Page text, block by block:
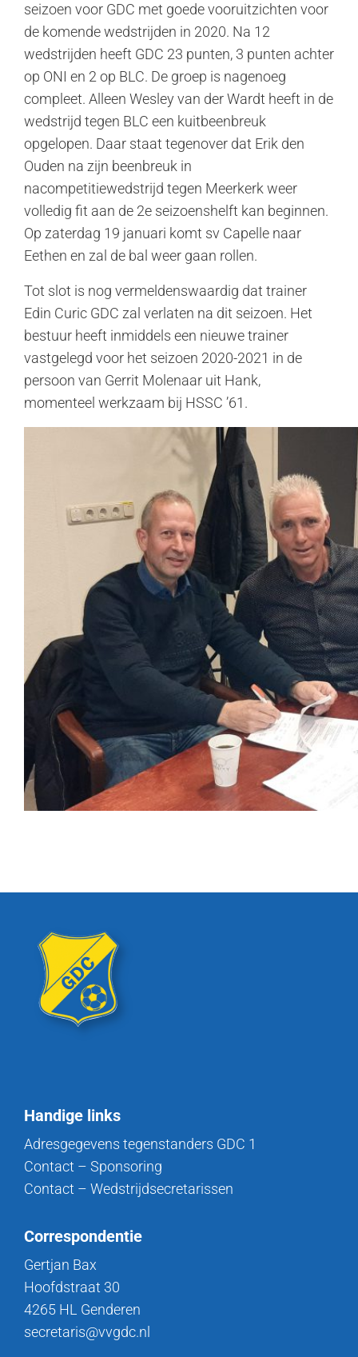
seizoen voor GDC met goede vooruitzichten voor
de komende wedstrijden in 2020. Na 12
wedstrijden heeft GDC 23 punten, 3 punten achter
op ONI en 2 op BLC. De groep is nagenoeg
compleet. Alleen Wesley van der Wardt heeft in de
wedstrijd tegen BLC een kuitbeenbreuk
opgelopen. Daar staat tegenover dat Erik den
Ouden na zijn beenbreuk in
nacompetitiewedstrijd tegen Meerkerk weer
volledig fit aan de 2e seizoenshelft kan beginnen.
Op zaterdag 19 januari komt sv Capelle naar
Eethen en zal de bal weer gaan rollen.
Tot slot is nog vermeldenswaardig dat trainer
Edin Curic GDC zal verlaten na dit seizoen. Het
bestuur heeft inmiddels een nieuwe trainer
vastgelegd voor het seizoen 2020-2021 in de
persoon van Gerrit Molenaar uit Hank,
momenteel werkzaam bij HSSC ’61.
Handige links
Adresgegevens tegenstanders GDC 1
Contact – Sponsoring
Contact – Wedstrijdsecretarissen
Correspondentie
Gertjan Bax
Hoofdstraat 30
4265 HL Genderen
secretaris@vvgdc.nl